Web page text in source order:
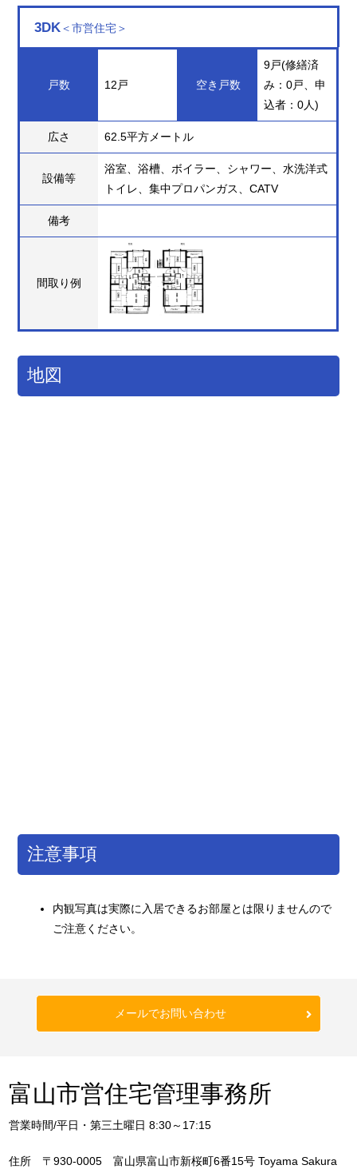
3DK ＜市営住宅＞
戸数 12戸 空き戸数
9戸(修繕済
み：0戸、申
込者：0人)
広さ 62.5平方メートル
設備等
浴室、浴槽、ボイラー、シャワー、水洗洋式
トイレ、集中プロパンガス、CATV
備考
間取り例
地図
注意事項
内観写真は実際に入居できるお部屋とは限りませんので
ご注意ください。
メールでお問い合わせ
富山市営住宅管理事務所
営業時間/平日・第三土曜日 8:30～17:15
住所 〒930-0005 富山県富山市新桜町6番15号 Toyama Sakura